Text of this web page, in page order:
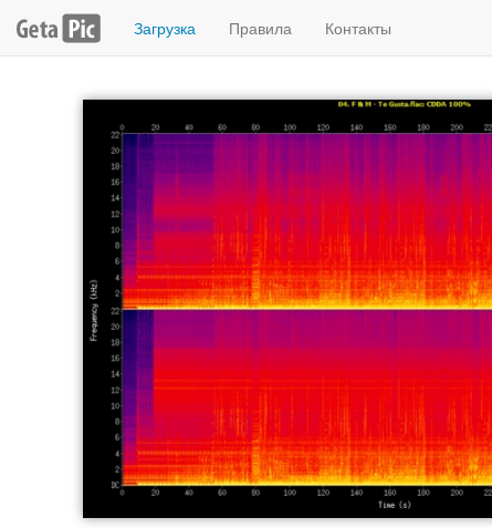
Загрузка Правила Контакты